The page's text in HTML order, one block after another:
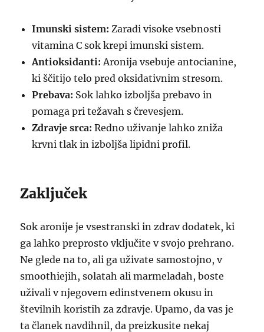
Imunski sistem: Zaradi visoke vsebnosti
vitamina C sok krepi imunski sistem.
Antioksidanti: Aronija vsebuje antocianine,
ki ščitijo telo pred oksidativnim stresom.
Prebava: Sok lahko izboljša prebavo in
pomaga pri težavah s črevesjem.
Zdravje srca: Redno uživanje lahko zniža
krvni tlak in izboljša lipidni profil.
Zaključek
Sok aronije je vsestranski in zdrav dodatek, ki
ga lahko preprosto vključite v svojo prehrano.
Ne glede na to, ali ga uživate samostojno, v
smoothiejih, solatah ali marmeladah, boste
uživali v njegovem edinstvenem okusu in
številnih koristih za zdravje. Upamo, da vas je
ta članek navdihnil, da preizkusite nekaj